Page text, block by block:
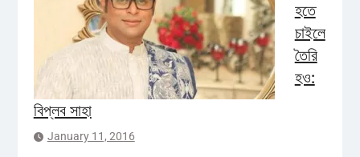
হতে
চাইলে
তৈরি
হও:
বিপ্লব সাহা
January 11, 2016